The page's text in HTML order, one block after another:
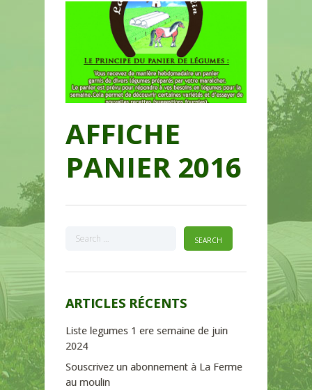
AFFICHE
PANIER 2016
ARTICLES RÉCENTS
Liste legumes 1 ere semaine de juin
2024
Souscrivez un abonnement à La Ferme
au moulin